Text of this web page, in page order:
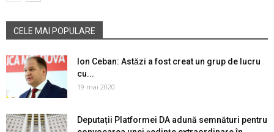
CELE MAI POPULARE
Ion Ceban: Astăzi a fost creat un grup de lucru
cu...
19 mai 2020
Deputații Platformei DA adună semnături pentru